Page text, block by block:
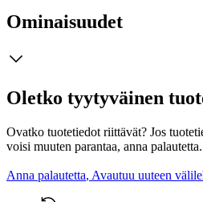
Ominaisuudet
Oletko tyytyväinen
Ovatko tuotetiedot riittävät? Jos
voisi muuten parantaa, anna palautetta.
Anna palautetta, Avautuu uuteen